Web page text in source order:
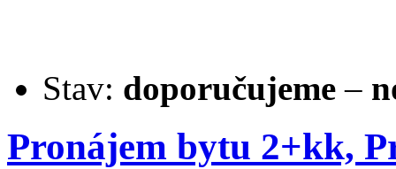
Stav: doporučujeme –
Pronájem bytu 2+kk,